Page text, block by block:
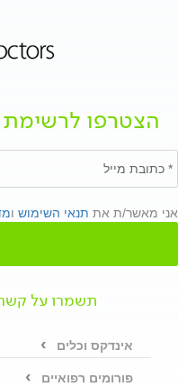
הצטרפו
אני מאשר/ת את תנאי השימוש ו
תשמרו על
אינדקס וכלים
פורומים רפואיים